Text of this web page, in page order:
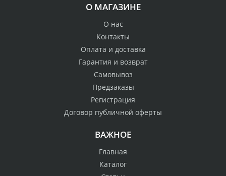
О МАГАЗИНЕ
О нас
Контакты
Оплата и доставка
Гарантия и возврат
Самовывоз
Предзаказы
Регистрация
Договор публичной оферты
ВАЖНОЕ
Главная
Каталог